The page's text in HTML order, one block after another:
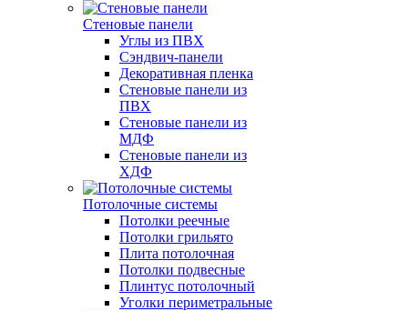
Стеновые панели
Углы из ПВХ
Сэндвич-панели
Декоративная пленка
Стеновые панели из
ПВХ
Стеновые панели из
МДФ
Стеновые панели из
ХДФ
Потолочные системы
Потолки реечные
Потолки грильято
Плита потолочная
Потолки подвесные
Плинтус потолочный
Уголки периметральные